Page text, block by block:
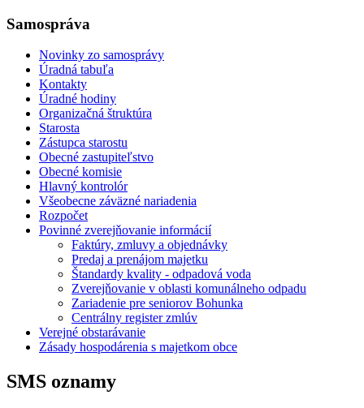
Samospráva
Novinky zo samosprávy
Úradná tabuľa
Kontakty
Úradné hodiny
Organizačná štruktúra
Starosta
Zástupca starostu
Obecné zastupiteľstvo
Obecné komisie
Hlavný kontrolór
Všeobecne záväzné nariadenia
Rozpočet
Povinné zverejňovanie informácií
Faktúry, zmluvy a objednávky
Predaj a prenájom majetku
Štandardy kvality - odpadová voda
Zverejňovanie v oblasti komunálneho odpadu
Zariadenie pre seniorov Bohunka
Centrálny register zmlúv
Verejné obstarávanie
Zásady hospodárenia s majetkom obce
SMS oznamy